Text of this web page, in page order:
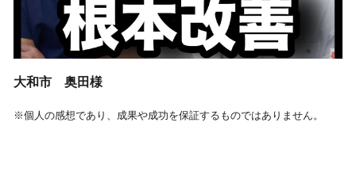
大和市 奥田様
※個人の感想であり、成果や成功を保証するものではありません。